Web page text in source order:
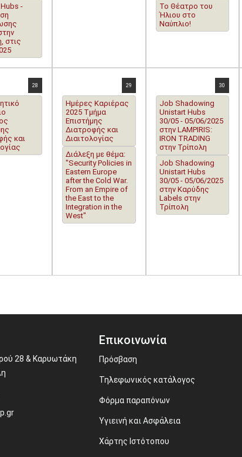
-
στις
Το Θέατρο του
Ήλιου στο
Ναύπλιο!
28
και
29
Ημέρες Καριέρας
2025 Τμήμα
Επιστήμης
Διατροφής και
Διαιτολογίας
Διάλεξη με θέμα:
"Security Policies in
Eastern Europe
after the Cold War.
From an Empire of
the East to the
Integration in the
West"
30
Job Shadowing
Unistart Hubs
30/05 - 05/06/2025
στην LAMPIRIS:
IRON TRADING
στην Τρίπολη
Job Shadowing
Unistart Hubs
30/05 - 05/06/2025
στην Καρύδης
Labels στην
Τρίπολη
28 & Καρυωτάκη
Επικοινωνία
Πρόσβαση
Τηλεφωνικός κατάλογος
Φόρμα παραπόνων
Υγιεινή και Ασφάλεια
Χάρτης Ιστότοπου